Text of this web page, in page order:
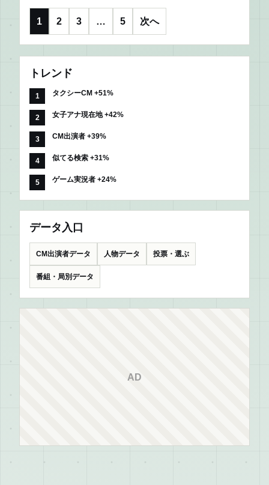
ー
送
り
1 2 3 … 5 次へ
トレンド
タクシーCM +51%
女子アナ現在地 +42%
CM出演者 +39%
似てる検索 +31%
ゲーム実況者 +24%
データ入口
CM出演者データ 人物データ 投票・選ぶ
番組・局別データ
AD